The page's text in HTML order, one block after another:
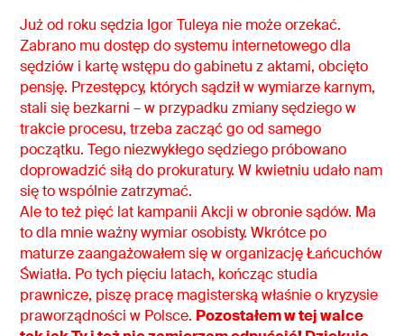
Już od roku sędzia Igor Tuleya nie może orzekać.
Zabrano mu dostęp do systemu internetowego dla
sędziów i kartę wstępu do gabinetu z aktami, obcięto
pensję. Przestępcy, których sądził w wymiarze karnym,
stali się bezkarni – w przypadku zmiany sędziego w
trakcie procesu, trzeba zacząć go od samego
początku. Tego niezwykłego sędziego próbowano
doprowadzić siłą do prokuratury. W kwietniu udało nam
się to wspólnie zatrzymać.
Ale to też pięć lat kampanii Akcji w obronie sądów. Ma
to dla mnie ważny wymiar osobisty. Wkrótce po
maturze zaangażowałem się w organizację Łańcuchów
Światła. Po tych pięciu latach, kończąc studia
prawnicze, piszę pracę magisterską właśnie o kryzysie
praworządności w Polsce. Pozostałem w tej walce